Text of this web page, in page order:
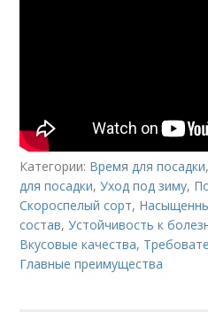
Категории: Время для посадки,
для посадки,Уход под зиму,
Скороспелый сорт,
состав,Устойчивость к
Вкусовые качества,
Главные преимущества